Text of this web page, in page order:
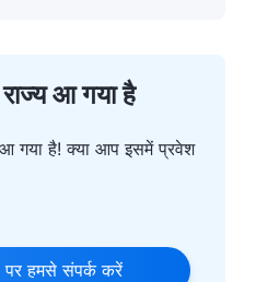
आ गया है
आ गया है! क्या आप इसमें प्रवेश
हमसे संपर्क करें